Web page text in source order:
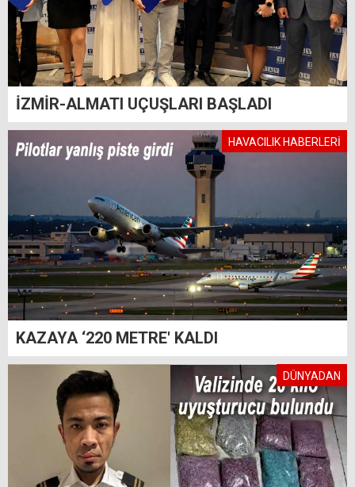
İZMİR-ALMATI UÇUŞLARI BAŞLADI
HAVACILIK HABERLERİ
KAZAYA ‘220 METRE' KALDI
DÜNYADAN